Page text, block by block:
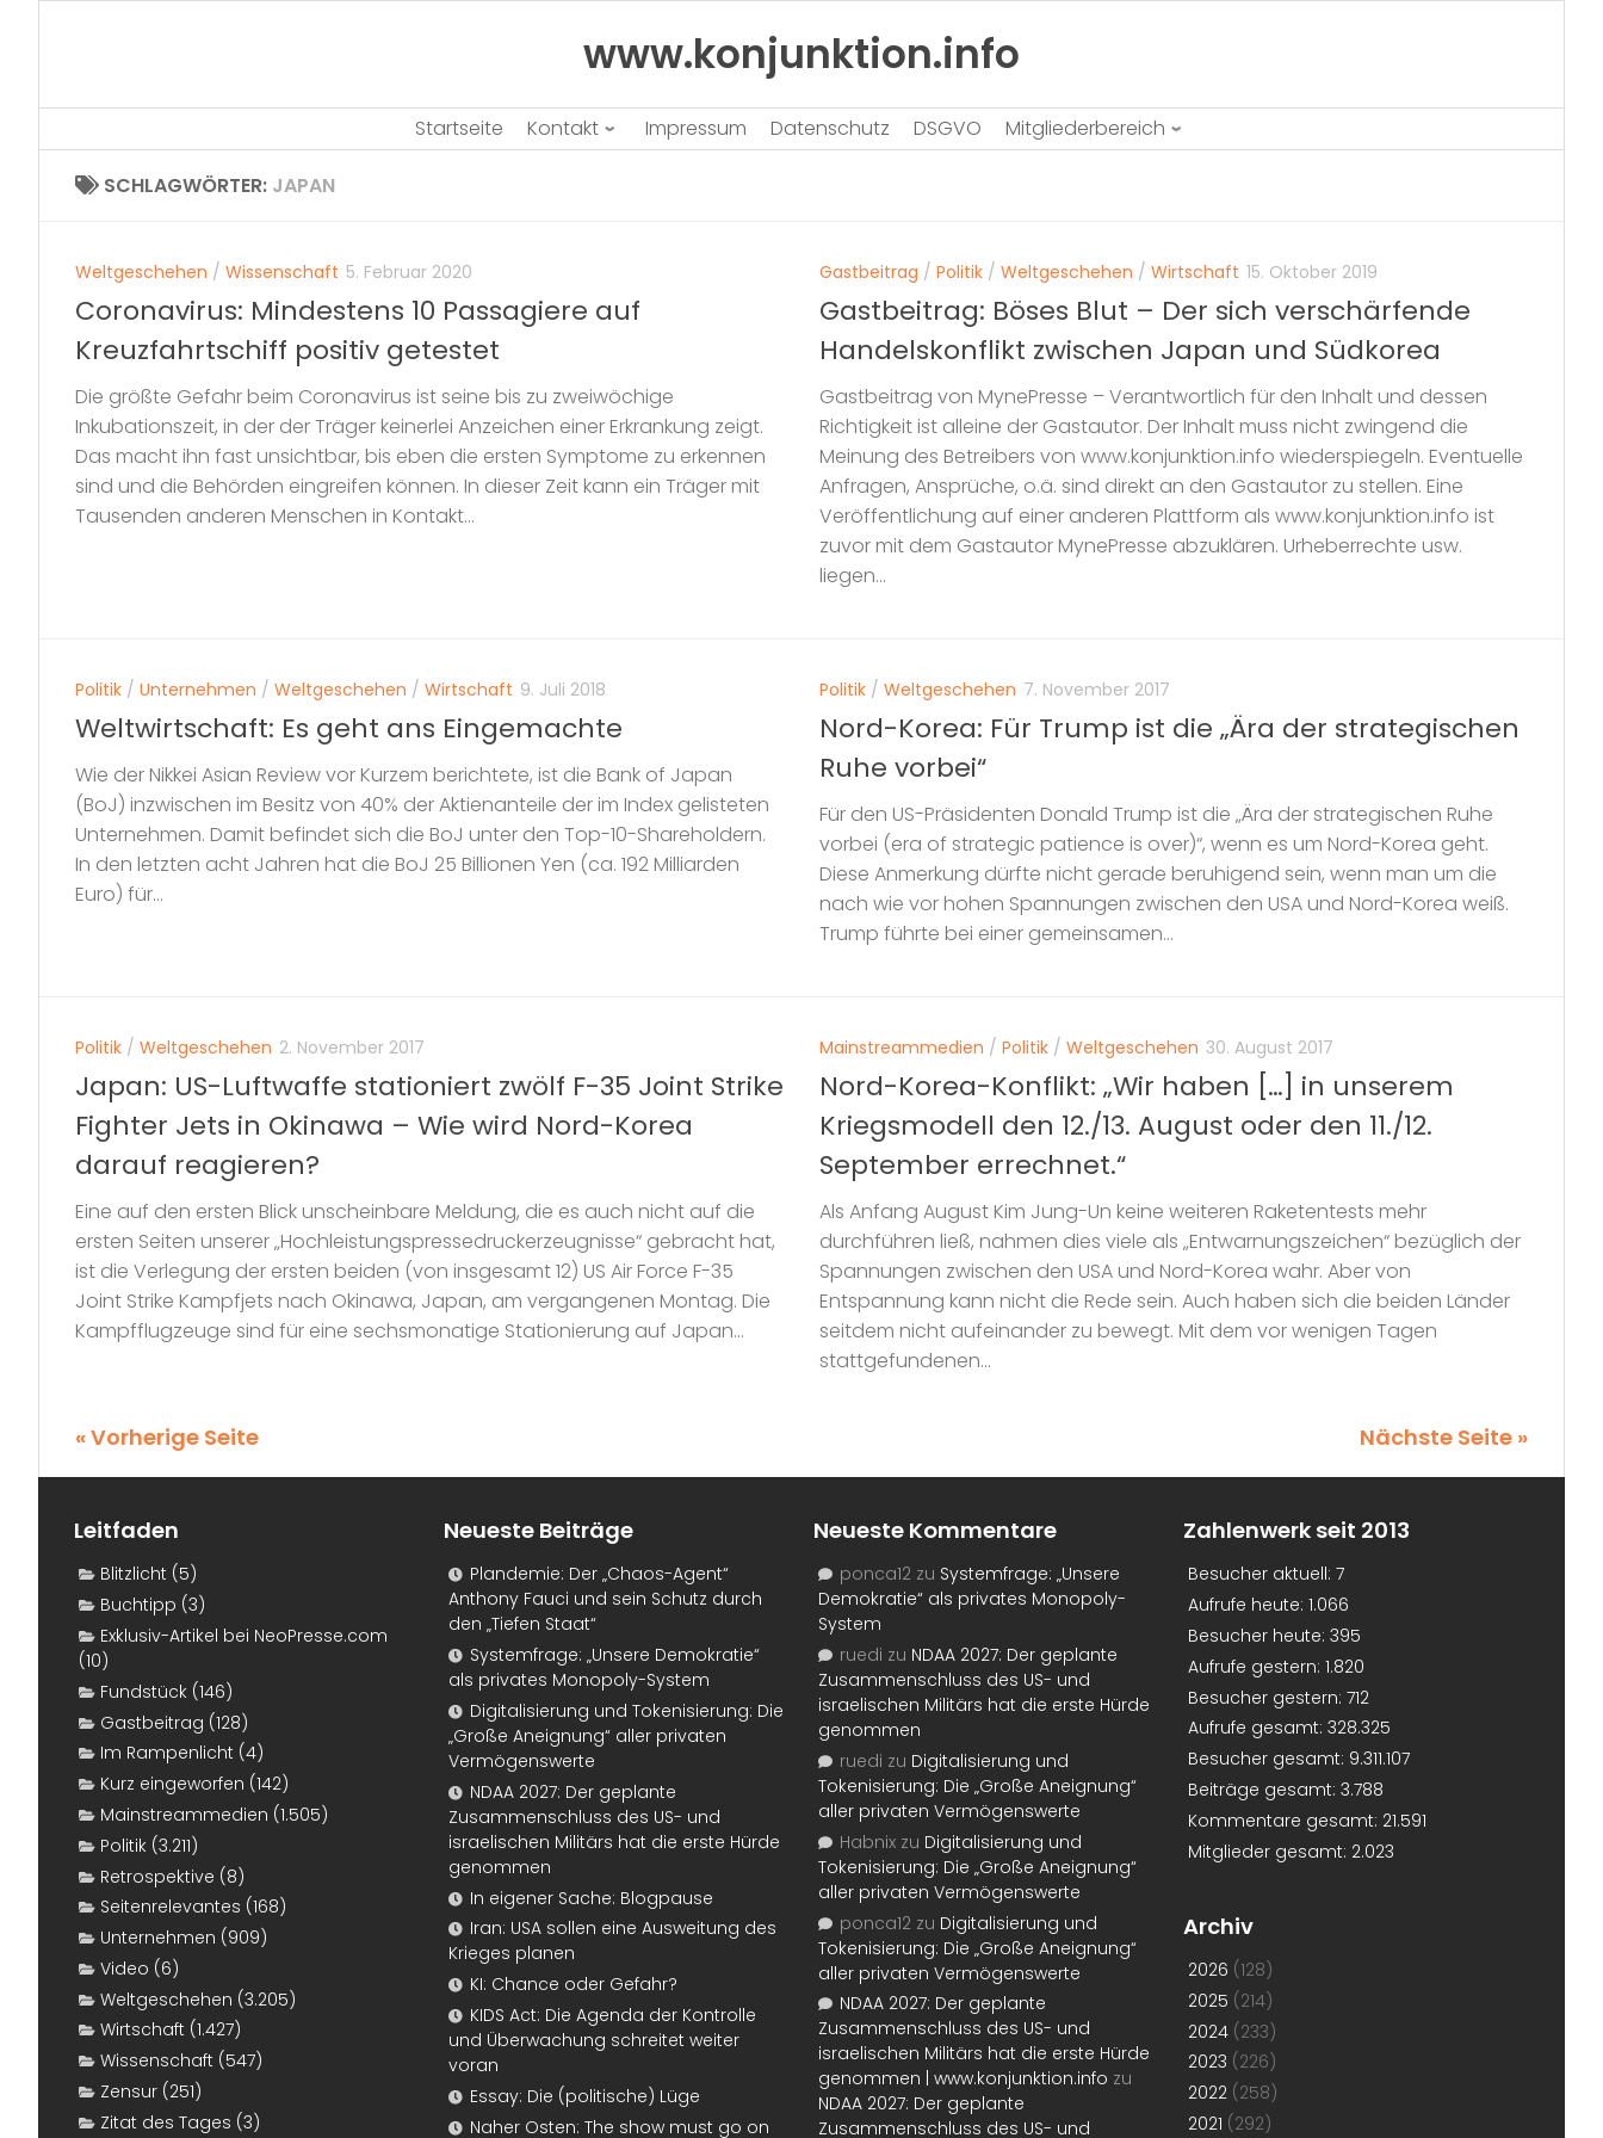
www.konjunktion.info
Startseite Kontakt Impressum Datenschutz DSGVO Mitgliederbereich
SCHLAGWÖRTER: JAPAN
Weltgeschehen / Wissenschaft 5. Februar 2020
Coronavirus: Mindestens 10 Passagiere auf
Kreuzfahrtschiff positiv getestet
Die größte Gefahr beim Coronavirus ist seine bis zu zweiwöchige
Inkubationszeit, in der der Träger keinerlei Anzeichen einer Erkrankung zeigt.
Das macht ihn fast unsichtbar, bis eben die ersten Symptome zu erkennen
sind und die Behörden eingreifen können. In dieser Zeit kann ein Träger mit
Tausenden anderen Menschen in Kontakt...
Gastbeitrag / Politik / Weltgeschehen / Wirtschaft 15. Oktober 2019
Gastbeitrag: Böses Blut – Der sich verschärfende
Handelskonflikt zwischen Japan und Südkorea
Gastbeitrag von MynePresse – Verantwortlich für den Inhalt und dessen
Richtigkeit ist alleine der Gastautor. Der Inhalt muss nicht zwingend die
Meinung des Betreibers von www.konjunktion.info wiederspiegeln. Eventuelle
Anfragen, Ansprüche, o.ä. sind direkt an den Gastautor zu stellen. Eine
Veröffentlichung auf einer anderen Plattform als www.konjunktion.info ist
zuvor mit dem Gastautor MynePresse abzuklären. Urheberrechte usw.
liegen...
Politik / Unternehmen / Weltgeschehen / Wirtschaft 9. Juli 2018
Weltwirtschaft: Es geht ans Eingemachte
Wie der Nikkei Asian Review vor Kurzem berichtete, ist die Bank of Japan
(BoJ) inzwischen im Besitz von 40% der Aktienanteile der im Index gelisteten
Unternehmen. Damit befindet sich die BoJ unter den Top-10-Shareholdern.
In den letzten acht Jahren hat die BoJ 25 Billionen Yen (ca. 192 Milliarden
Euro) für...
Politik / Weltgeschehen 7. November 2017
Nord-Korea: Für Trump ist die „Ära der strategischen
Ruhe vorbei“
Für den US-Präsidenten Donald Trump ist die „Ära der strategischen Ruhe
vorbei (era of strategic patience is over)“, wenn es um Nord-Korea geht.
Diese Anmerkung dürfte nicht gerade beruhigend sein, wenn man um die
nach wie vor hohen Spannungen zwischen den USA und Nord-Korea weiß.
Trump führte bei einer gemeinsamen...
Politik / Weltgeschehen 2. November 2017
Japan: US-Luftwaffe stationiert zwölf F-35 Joint Strike
Fighter Jets in Okinawa – Wie wird Nord-Korea
darauf reagieren?
Eine auf den ersten Blick unscheinbare Meldung, die es auch nicht auf die
ersten Seiten unserer „Hochleistungspressedruckerzeugnisse“ gebracht hat,
ist die Verlegung der ersten beiden (von insgesamt 12) US Air Force F-35
Joint Strike Kampfjets nach Okinawa, Japan, am vergangenen Montag. Die
Kampfflugzeuge sind für eine sechsmonatige Stationierung auf Japan...
Mainstreammedien / Politik / Weltgeschehen 30. August 2017
Nord-Korea-Konflikt: „Wir haben […] in unserem
Kriegsmodell den 12./13. August oder den 11./12.
September errechnet.“
Als Anfang August Kim Jung-Un keine weiteren Raketentests mehr
durchführen ließ, nahmen dies viele als „Entwarnungszeichen“ bezüglich der
Spannungen zwischen den USA und Nord-Korea wahr. Aber von
Entspannung kann nicht die Rede sein. Auch haben sich die beiden Länder
seitdem nicht aufeinander zu bewegt. Mit dem vor wenigen Tagen
stattgefundenen...
« Vorherige Seite Nächste Seite »
Leitfaden
Blitzlicht (5)
Buchtipp (3)
Exklusiv-Artikel bei NeoPresse.com
(10)
Fundstück (146)
Gastbeitrag (128)
Im Rampenlicht (4)
Kurz eingeworfen (142)
Mainstreammedien (1.505)
Politik (3.211)
Retrospektive (8)
Seitenrelevantes (168)
Unternehmen (909)
Video (6)
Weltgeschehen (3.205)
Wirtschaft (1.427)
Wissenschaft (547)
Zensur (251)
Zitat des Tages (3)
Neueste Beiträge
Plandemie: Der „Chaos-Agent“
Anthony Fauci und sein Schutz durch
den „Tiefen Staat“
Systemfrage: „Unsere Demokratie“
als privates Monopoly-System
Digitalisierung und Tokenisierung: Die
„Große Aneignung“ aller privaten
Vermögenswerte
NDAA 2027: Der geplante
Zusammenschluss des US- und
israelischen Militärs hat die erste Hürde
genommen
In eigener Sache: Blogpause
Iran: USA sollen eine Ausweitung des
Krieges planen
KI: Chance oder Gefahr?
KIDS Act: Die Agenda der Kontrolle
und Überwachung schreitet weiter
voran
Essay: Die (politische) Lüge
Naher Osten: The show must go on
Neueste Kommentare
ponca12 zu Systemfrage: „Unsere
Demokratie“ als privates Monopoly-
System
ruedi zu NDAA 2027: Der geplante
Zusammenschluss des US- und
israelischen Militärs hat die erste Hürde
genommen
ruedi zu Digitalisierung und
Tokenisierung: Die „Große Aneignung“
aller privaten Vermögenswerte
Habnix zu Digitalisierung und
Tokenisierung: Die „Große Aneignung“
aller privaten Vermögenswerte
ponca12 zu Digitalisierung und
Tokenisierung: Die „Große Aneignung“
aller privaten Vermögenswerte
NDAA 2027: Der geplante
Zusammenschluss des US- und
israelischen Militärs hat die erste Hürde
genommen | www.konjunktion.info zu
NDAA 2027: Der geplante
Zusammenschluss des US- und
Zahlenwerk seit 2013
Besucher aktuell: 7
Aufrufe heute: 1.066
Besucher heute: 395
Aufrufe gestern: 1.820
Besucher gestern: 712
Aufrufe gesamt: 328.325
Besucher gesamt: 9.311.107
Beiträge gesamt: 3.788
Kommentare gesamt: 21.591
Mitglieder gesamt: 2.023
Archiv
2026 (128)
2025 (214)
2024 (233)
2023 (226)
2022 (258)
2021 (292)